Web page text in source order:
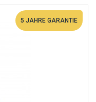
5 JAHRE GARANTIE